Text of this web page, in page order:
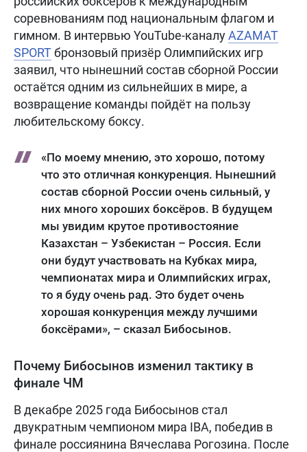
соревнованиям под национальным флагом и
гимном. В интервью YouTube-каналуAZAMAT
SPORTбронзовый призёр Олимпийских игр
заявил, что нынешний состав сборной России
остаётся одним из сильнейших в мире, а
возвращение команды пойдёт на пользу
любительскому боксу.
«По моему мнению, это хорошо, потому
что это отличная конкуренция. Нынешний
состав сборной России очень сильный, у
них много хороших боксёров. В будущем
мы увидим крутое противостояние
Казахстан – Узбекистан – Россия. Если
они будут участвовать на Кубках мира,
чемпионатах мира и Олимпийских играх,
то я буду очень рад. Это будет очень
хорошая конкуренция между лучшими
боксёрами», – сказал Бибосынов.
Почему Бибосынов изменил тактику в
финале ЧМ
В декабре 2025 года Бибосынов стал
двукратным чемпионом мира IBA, победив в
финале россиянина Вячеслава Рогозина. После